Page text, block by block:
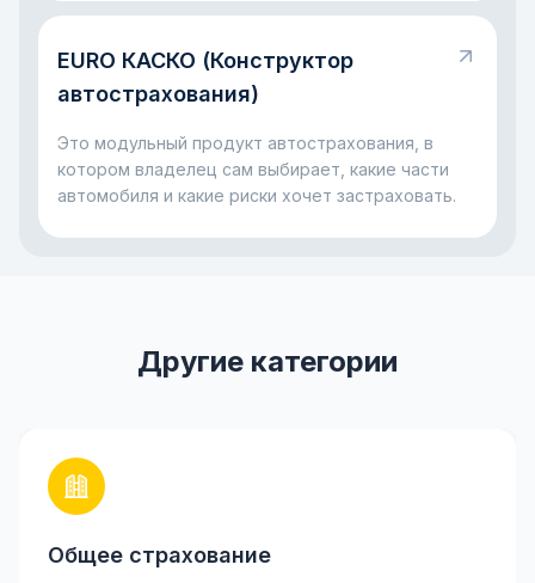
и хочет быть уверен, что с ним и с выплатами
автокредитом часто появляется страховка: она
помогает снизить риски для банка и для самого
неприятность.
EURO КАСКО (Конструктор
автострахования)
Это модульный продукт автострахования, в
котором владелец сам выбирает, какие части
автомобиля и какие риски хочет застраховать.
Другие категории
Общее страхование